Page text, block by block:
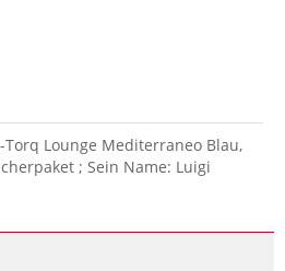
Torq Lounge Mediterraneo Blau,
; Sein Name: Luigi